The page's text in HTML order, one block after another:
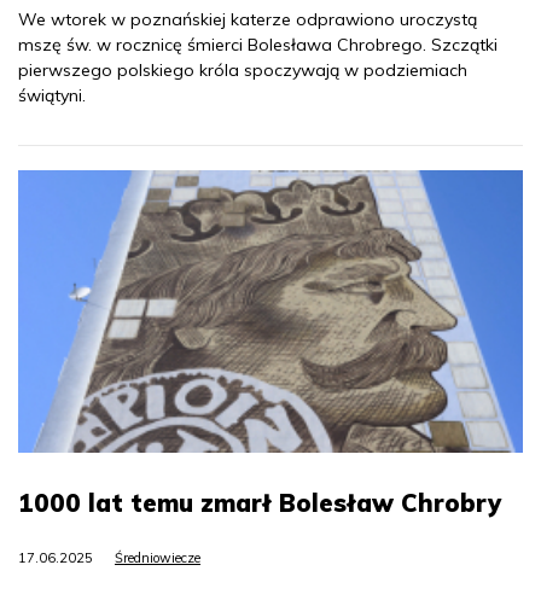
We wtorek w poznańskiej katerze odprawiono uroczystą
mszę św. w rocznicę śmierci Bolesława Chrobrego. Szczątki
pierwszego polskiego króla spoczywają w podziemiach
świątyni.
1000 lat temu zmarł Bolesław Chrobry
17.06.2025 Średniowiecze